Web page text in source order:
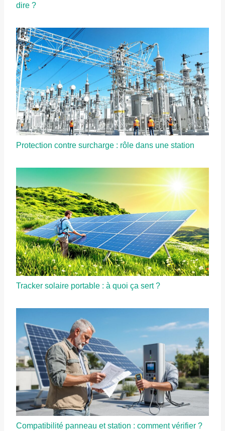
dire ?
Protection contre surcharge : rôle dans une station
Tracker solaire portable : à quoi ça sert ?
Compatibilité panneau et station : comment vérifier ?